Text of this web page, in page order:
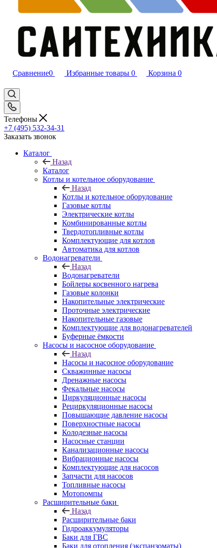
Сравнение0 Избранные товары 0 Корзина 0
Телефоны
+7 (495) 532‑34‑31
Заказать звонок
Каталог
Назад
Каталог
Котлы и котельное оборудование
Назад
Котлы и котельное оборудование
Газовые котлы
Электрические котлы
Комбинированные котлы
Твердотопливные котлы
Комплектующие для котлов
Автоматика для котлов
Водонагреватели
Назад
Водонагреватели
Бойлеры косвенного нагрева
Газовые колонки
Накопительные электрические
Проточные электрические
Накопительные газовые
Комплектующие для водонагревателей
Буферные ёмкости
Насосы и насосное оборудование
Назад
Насосы и насосное оборудование
Скважинные насосы
Дренажные насосы
Фекальные насосы
Циркуляционные насосы
Рециркуляционные насосы
Повышающие давление насосы
Поверхностные насосы
Колодезные насосы
Насосные станции
Канализационные насосы
Вибрационные насосы
Комплектующие для насосов
Запчасти для насосов
Топливные насосы
Мотопомпы
Расширительные баки
Назад
Расширительные баки
Гидроаккумуляторы
Баки для ГВС
Баки для отопления (экспанзоматы)